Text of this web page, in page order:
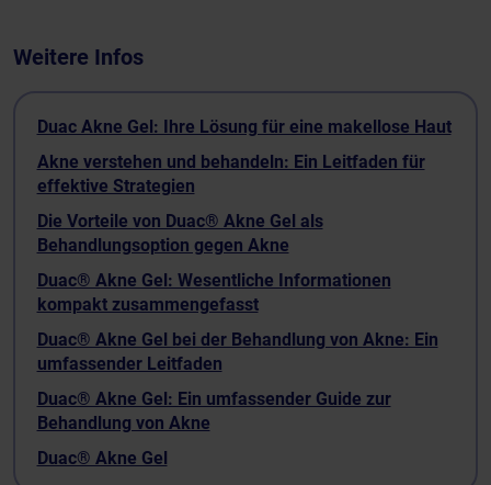
Weitere Infos
Duac Akne Gel: Ihre Lösung für eine makellose Haut
Akne verstehen und behandeln: Ein Leitfaden für
effektive Strategien
Die Vorteile von Duac® Akne Gel als
Behandlungsoption gegen Akne
Duac® Akne Gel: Wesentliche Informationen
kompakt zusammengefasst
Duac® Akne Gel bei der Behandlung von Akne: Ein
umfassender Leitfaden
Duac® Akne Gel: Ein umfassender Guide zur
Behandlung von Akne
Duac® Akne Gel